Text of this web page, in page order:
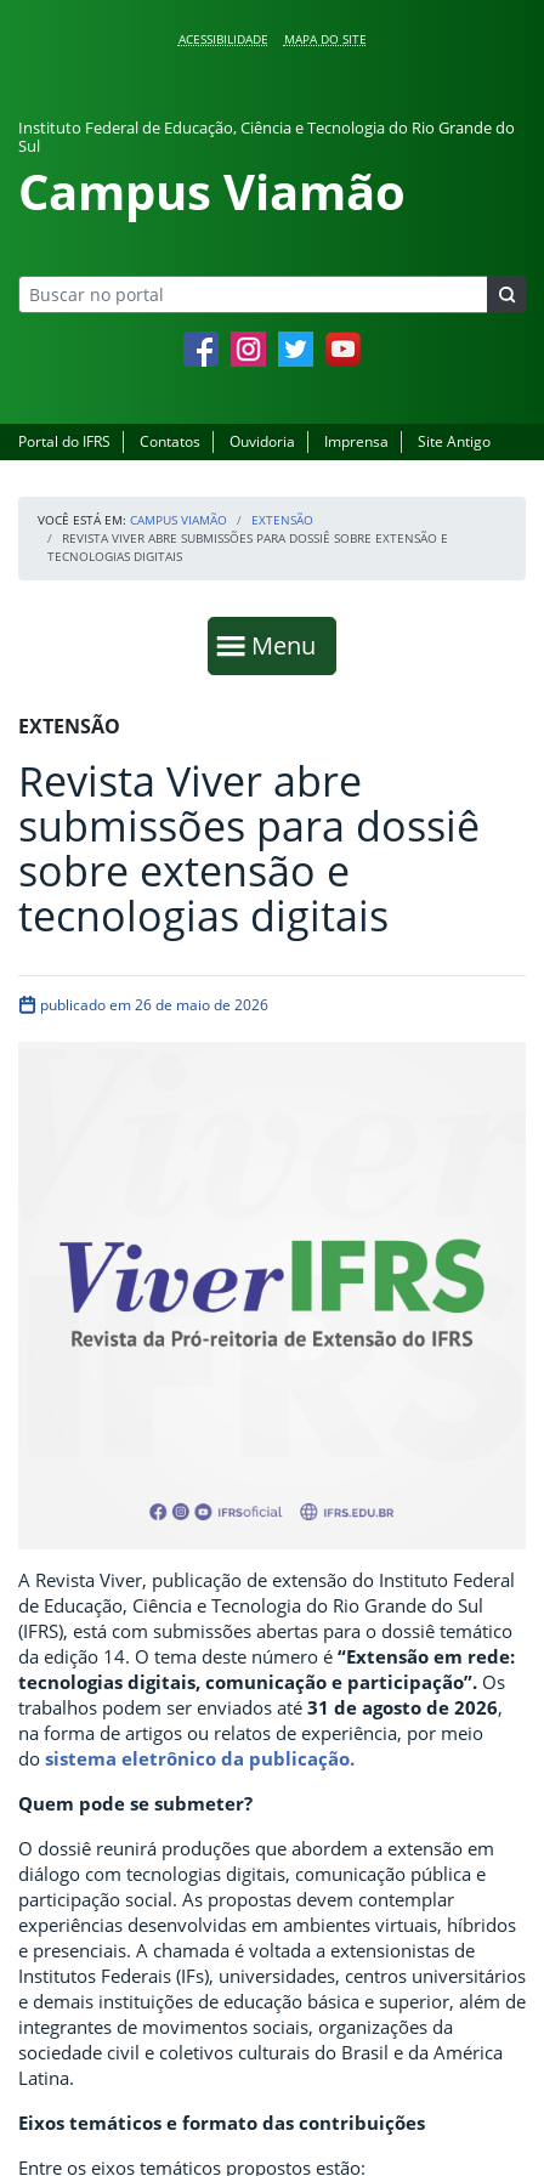
ACESSIBILIDADE MAPA DO SITE
Instituto Federal de Educação, Ciência e Tecnologia do Rio Grande do
Sul
Campus Viamão
FacebookInstagramTwitter YouTube
Portal do IFRS Contatos Ouvidoria Imprensa Site Antigo
VOCÊ ESTÁ EM: CAMPUS VIAMÃO
EXTENSÃO
REVISTA VIVER ABRE SUBMISSÕES PARA DOSSIÊ SOBRE EXTENSÃO E
TECNOLOGIAS DIGITAIS
Mostrar
Menu
Fim da navegação
Início do conteúdo
EXTENSÃO
Revista Viver abre
submissões para dossiê
sobre extensão e
tecnologias digitais
publicado em 26 de maio de 2026
A Revista Viver, publicação de extensão do Instituto Federal
de Educação, Ciência e Tecnologia do Rio Grande do Sul
(IFRS), está com submissões abertas para o dossiê temático
da edição 14. O tema deste número é “Extensão em rede:
tecnologias digitais, comunicação e participação”. Os
trabalhos podem ser enviados até 31 de agosto de 2026,
na forma de artigos ou relatos de experiência, por meio
do sistema eletrônico da publicação.
Quem pode se submeter?
O dossiê reunirá produções que abordem a extensão em
diálogo com tecnologias digitais, comunicação pública e
participação social. As propostas devem contemplar
experiências desenvolvidas em ambientes virtuais, híbridos
e presenciais. A chamada é voltada a extensionistas de
Institutos Federais (IFs), universidades, centros universitários
e demais instituições de educação básica e superior, além de
integrantes de movimentos sociais, organizações da
sociedade civil e coletivos culturais do Brasil e da América
Latina.
Eixos temáticos e formato das contribuições
Entre os eixos temáticos propostos estão: